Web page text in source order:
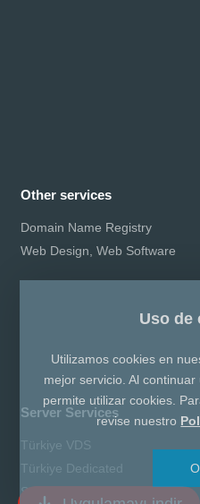
Other services
Domain Name Registry
Web Design, Web Software
Server Services
Türkiye VDS
Türkiye Dedicated
Server Lisansları
Uso de
Utilizamos cookies en
mejor servicio. Al
permite utilizar cookies.
revise nuestro